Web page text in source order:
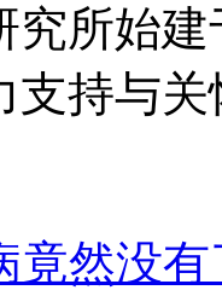
究所始
支持与
竟然没